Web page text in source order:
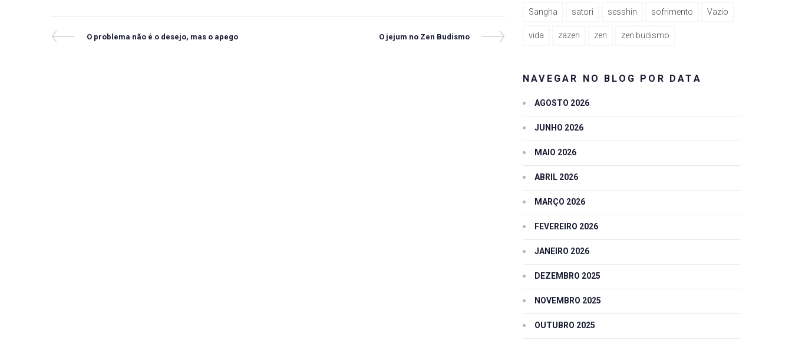
Navegação
Previous
O problema não é o desejo, mas o apego
Next
O jejum no Zen Budismo
Sangha satori sesshin sofrimento Vazio
vida zazen zen zen budismo
NAVEGAR NO BLOG POR DATA
AGOSTO 2026
JUNHO 2026
MAIO 2026
ABRIL 2026
MARÇO 2026
FEVEREIRO 2026
JANEIRO 2026
DEZEMBRO 2025
NOVEMBRO 2025
OUTUBRO 2025